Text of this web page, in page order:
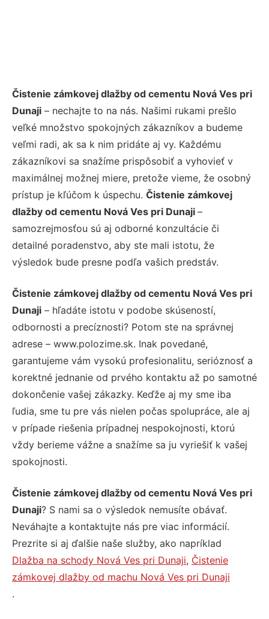
Čistenie zámkovej dlažby od cementu Nová Ves pri
Dunaji – nechajte to na nás. Našimi rukami prešlo
veľké množstvo spokojných zákazníkov a budeme
veľmi radi, ak sa k nim pridáte aj vy. Každému
zákazníkovi sa snažíme prispôsobiť a vyhovieť v
maximálnej možnej miere, pretože vieme, že osobný
prístup je kľúčom k úspechu. Čistenie zámkovej
dlažby od cementu Nová Ves pri Dunaji –
samozrejmosťou sú aj odborné konzultácie či
detailné poradenstvo, aby ste mali istotu, že
výsledok bude presne podľa vašich predstáv.
Čistenie zámkovej dlažby od cementu Nová Ves pri
Dunaji – hľadáte istotu v podobe skúseností,
odbornosti a precíznosti? Potom ste na správnej
adrese – www.polozime.sk. Inak povedané,
garantujeme vám vysokú profesionalitu, serióznosť a
korektné jednanie od prvého kontaktu až po samotné
dokončenie vašej zákazky. Keďže aj my sme iba
ľudia, sme tu pre vás nielen počas spolupráce, ale aj
v prípade riešenia prípadnej nespokojnosti, ktorú
vždy berieme vážne a snažíme sa ju vyriešiť k vašej
spokojnosti.
Čistenie zámkovej dlažby od cementu Nová Ves pri
Dunaji? S nami sa o výsledok nemusíte obávať.
Neváhajte a kontaktujte nás pre viac informácií.
Prezrite si aj ďalšie naše služby, ako napríklad
Dlažba na schody Nová Ves pri Dunaji, Čistenie
zámkovej dlažby od machu Nová Ves pri Dunaji
.